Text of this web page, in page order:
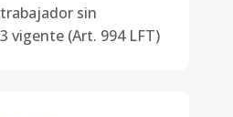
sin
vigente (Art. 994 LFT)